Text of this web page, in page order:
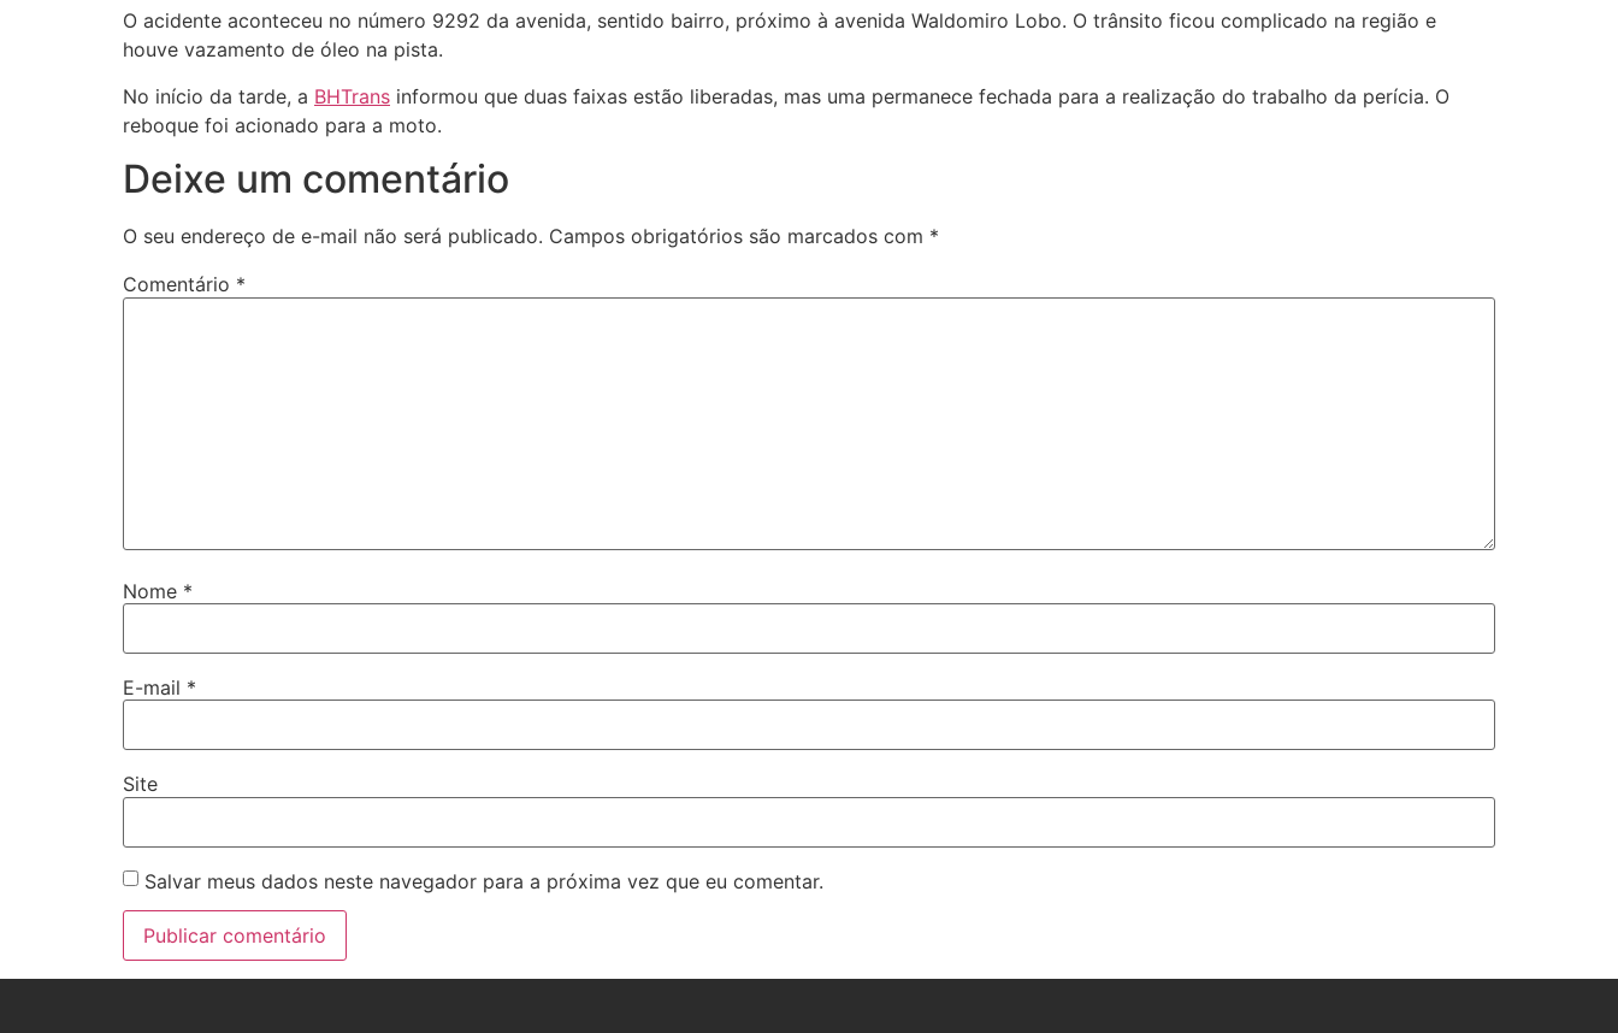
O acidente aconteceu no número 9292 da avenida, sentido bairro, próximo à avenida Waldomiro Lobo. O trânsito ficou complicado na região e
houve vazamento de óleo na pista.
No início da tarde, a BHTrans informou que duas faixas estão liberadas, mas uma permanece fechada para a realização do trabalho da perícia. O
reboque foi acionado para a moto.
Deixe um comentário
O seu endereço de e-mail não será publicado. Campos obrigatórios são marcados com *
Comentário *
Nome *
E-mail *
Site
Salvar meus dados neste navegador para a próxima vez que eu comentar.